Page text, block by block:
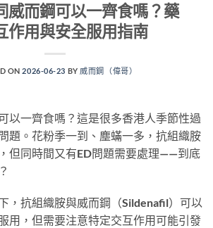
威而鋼可以一齊食嗎？藥
作用與安全服用指南
ON2026-06-23 BY 威而鋼（偉哥）
以一齊食嗎？這是很多香港人季節性過
題。花粉季一到、塵蟎一多，抗組織胺
但同時間又有ED問題需要處理——到底
，抗組織胺與威而鋼（Sildenafil）可以
用，但需要注意特定交互作用可能引發